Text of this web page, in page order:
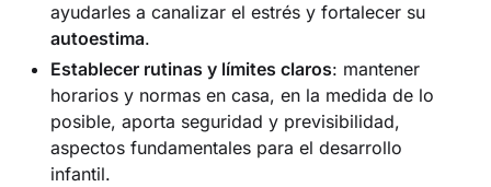
ayudarles a canalizar el estrés y fortalecer su
autoestima.
Establecer rutinas y límites claros: mantener
horarios y normas en casa, en la medida de lo
posible, aporta seguridad y previsibilidad,
aspectos fundamentales para el desarrollo
infantil.